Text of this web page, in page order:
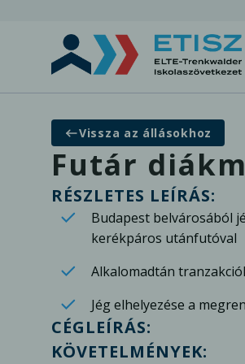
Vissza az állásokhoz
Futár
RÉSZLETES LEÍRÁS:
Budapest belvárosából
kerékpáros utánfutóval
Alkalomadtán
Jég elhelyezése a
CÉGLEÍRÁS:
KÖVETELMÉNYEK: